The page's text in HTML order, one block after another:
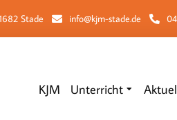
Stade info@kjm-stade.de
KJM Unterricht